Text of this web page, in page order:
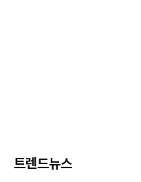
트렌드뉴스